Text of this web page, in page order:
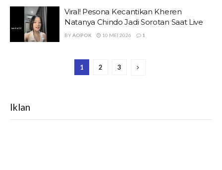
Viral! Pesona Kecantikan Kheren
Natanya Chindo Jadi Sorotan Saat Live
BYAOPOK 10 MEI 2026 1
1 2 3
Iklan